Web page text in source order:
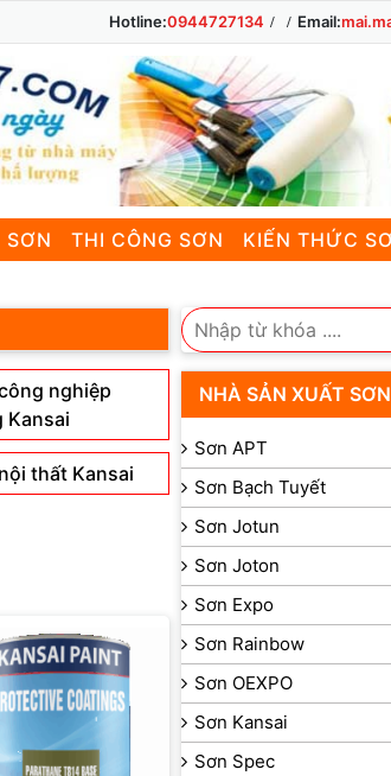
Hotline:0944727134 Email:
SƠN THI CÔNG SƠN KIẾN THỨC
nghiệp
Kansai
thất Kansai
NHÀ SẢN XUẤT SƠN
Sơn APT
Sơn Bạch Tuyết
Sơn Jotun
Sơn Joton
Sơn Expo
Sơn Rainbow
Sơn OEXPO
Sơn Kansai
Sơn Spec